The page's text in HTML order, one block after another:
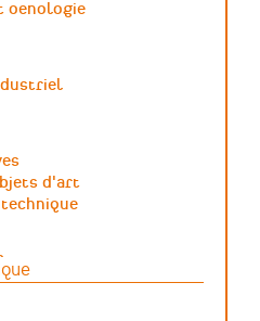
et de l'ingénierie
oenologie
d'art
et lacustre